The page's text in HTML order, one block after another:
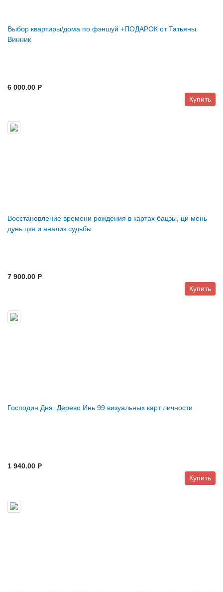
Выбор квартиры/дома по фэншуй +ПОДАРОК от Татьяны
Винник
6 000.00 P
Купить
Восстановление времени рождения в картах бацзы, ци мень
дунь цзя и анализ судьбы
7 900.00 P
Купить
Господин Дня. Дерево Инь 99 визуальных карт личности
1 940.00 P
Купить